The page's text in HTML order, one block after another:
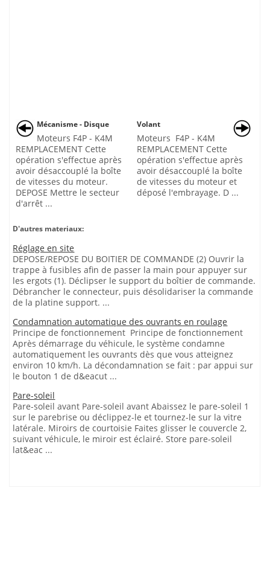
Mécanisme - Disque
Moteurs F4P - K4M
REMPLACEMENT Cette
opération s'effectue après
avoir désaccouplé la boîte
de vitesses du moteur.
DEPOSE Mettre le secteur
d'arrêt ...
Volant
Moteurs F4P - K4M
REMPLACEMENT Cette
opération s'effectue après
avoir désaccouplé la boîte
de vitesses du moteur et
déposé l'embrayage. D ...
D'autres materiaux:
Réglage en site
DEPOSE/REPOSE DU BOITIER DE COMMANDE (2) Ouvrir la
trappe à fusibles afin de passer la main pour appuyer sur
les ergots (1). Déclipser le support du boîtier de commande.
Débrancher le connecteur, puis désolidariser la commande
de la platine support. ...
Condamnation automatique des ouvrants en roulage
Principe de fonctionnement Principe de fonctionnement
Après démarrage du véhicule, le système condamne
automatiquement les ouvrants dès que vous atteignez
environ 10 km/h. La décondamnation se fait : par appui sur
le bouton 1 de d&eacut ...
Pare-soleil
Pare-soleil avant Pare-soleil avant Abaissez le pare-soleil 1
sur le parebrise ou déclippez-le et tournez-le sur la vitre
latérale. Miroirs de courtoisie Faites glisser le couvercle 2,
suivant véhicule, le miroir est éclairé. Store pare-soleil
lat&eac ...